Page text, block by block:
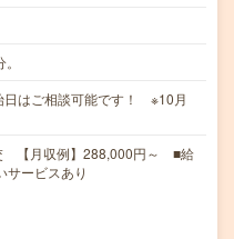
はご相談可能です！ ※10月
【月収例】288,000円～ ■給
サービスあり